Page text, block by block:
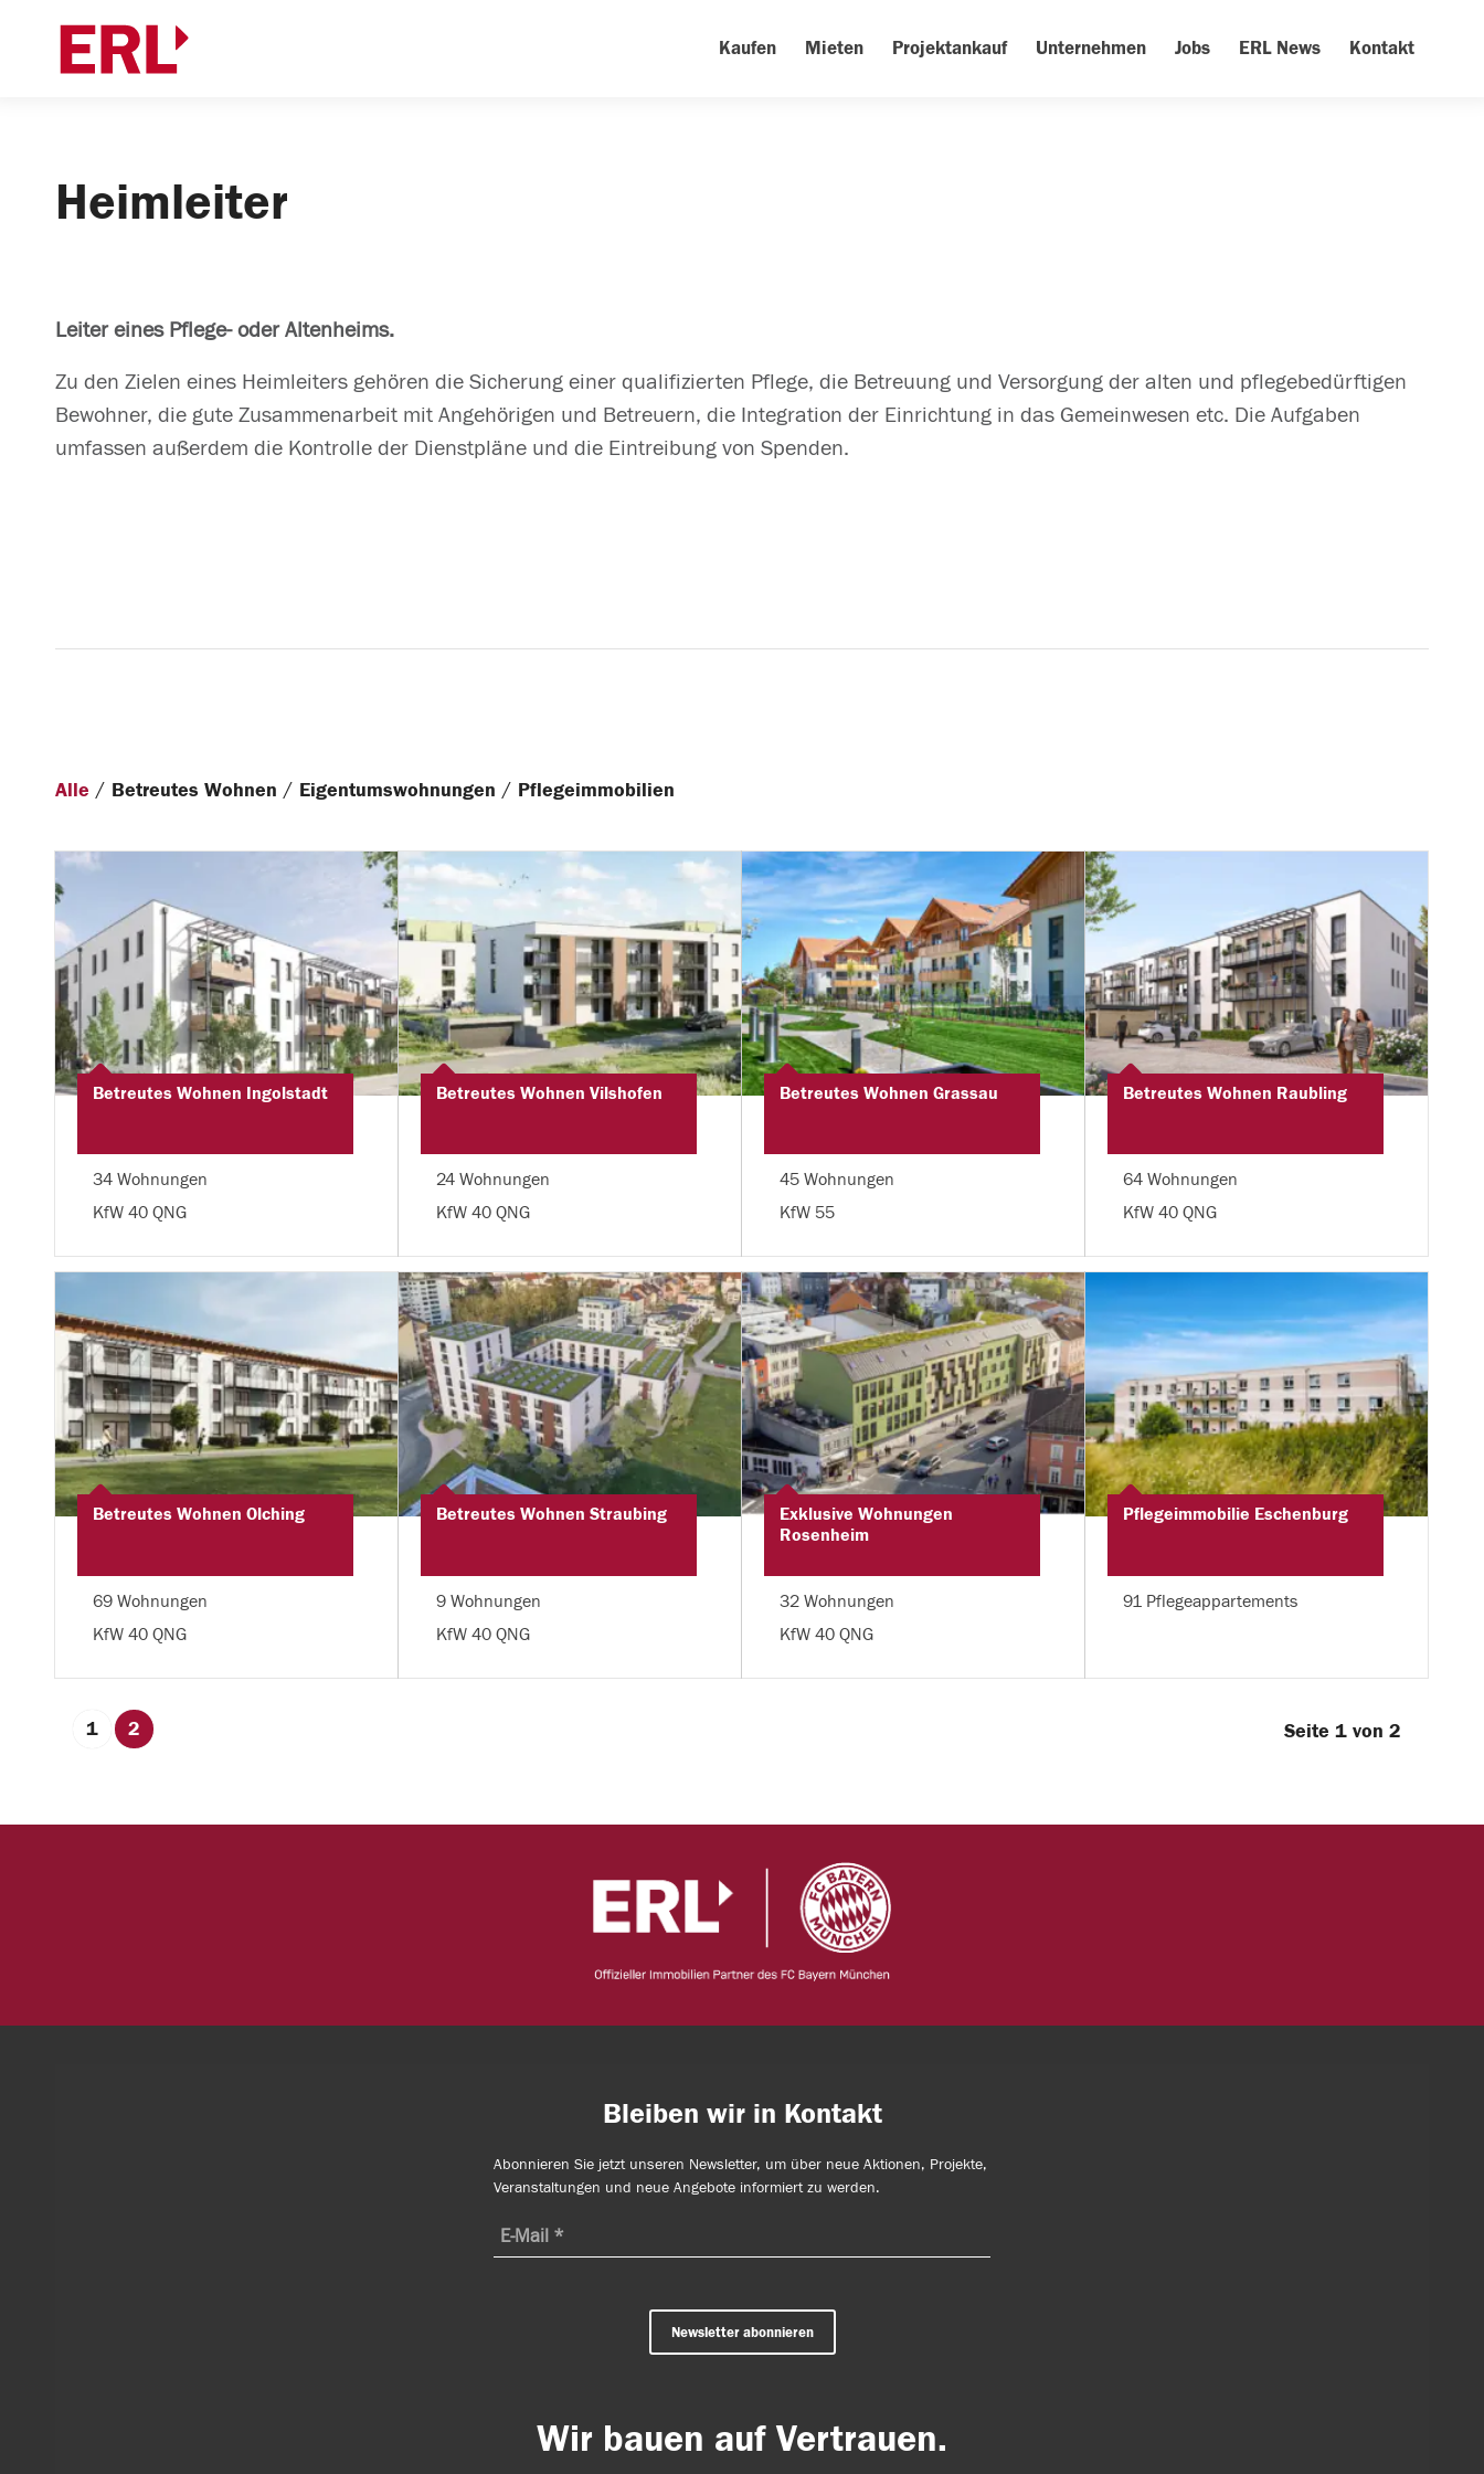
Kaufen Mieten Projektankauf Unternehmen Jobs ERL News Kontakt
Heimleiter
Leiter eines Pflege- oder Altenheims.
Zu den Zielen eines Heimleiters gehören die Sicherung einer qualifizierten Pflege, die Betreuung und Versorgung der alten und pflegebedürftigen
Bewohner, die gute Zusammenarbeit mit Angehörigen und Betreuern, die Integration der Einrichtung in das Gemeinwesen etc. Die Aufgaben
umfassen außerdem die Kontrolle der Dienstpläne und die Eintreibung von Spenden.
Alle / Betreutes Wohnen / Eigentumswohnungen / Pflegeimmobilien
Betreutes Wohnen Ingolstadt
34 Wohnungen
KfW 40 QNG
Betreutes Wohnen Vilshofen
24 Wohnungen
KfW 40 QNG
Betreutes Wohnen Grassau
45 Wohnungen
KfW 55
Betreutes Wohnen Raubling
64 Wohnungen
KfW 40 QNG
Betreutes Wohnen Olching
69 Wohnungen
KfW 40 QNG
Betreutes Wohnen Straubing
9 Wohnungen
KfW 40 QNG
Exklusive Wohnungen
Rosenheim
32 Wohnungen
KfW 40 QNG
Pflegeimmobilie Eschenburg
91 Pflegeappartements
Seite 1 von 2
1 2
Bleiben wir in Kontakt
Abonnieren Sie jetzt unseren Newsletter, um über neue Aktionen, Projekte,
Veranstaltungen und neue Angebote informiert zu werden.
Newsletter abonnieren
Wir bauen auf Vertrauen.